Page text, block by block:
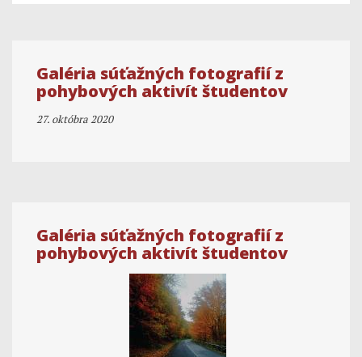
Galéria súťažných fotografií z
pohybových aktivít študentov
27. októbra 2020
Galéria súťažných fotografií z
pohybových aktivít študentov